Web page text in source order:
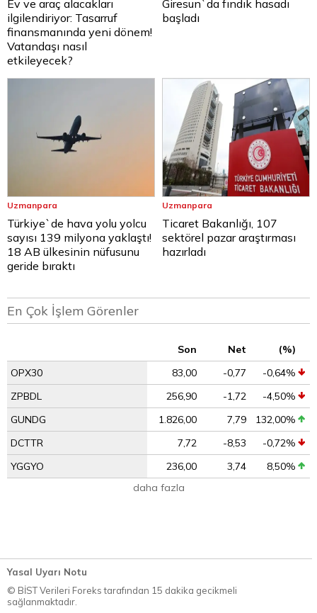
Ev ve araç alacakları
ilgilendiriyor: Tasarruf
finansmanında yeni dönem!
Vatandaşı nasıl
etkileyecek?
Giresun`da fındık hasadı
başladı
Uzmanpara
Türkiye`de hava yolu yolcu
sayısı 139 milyona yaklaştı!
18 AB ülkesinin nüfusunu
geride bıraktı
Uzmanpara
Ticaret Bakanlığı, 107
sektörel pazar araştırması
hazırladı
En Çok İşlem Görenler
Son Net
(%)
OPX30
83,00 -0,77
-0,64%
ZPBDL
256,90 -1,72
-4,50%
GUNDG
1.826,00 7,79
132,00%
DCTTR
7,72 -8,53
-0,72%
YGGYO
236,00 3,74
8,50%
daha fazla
Yasal Uyarı Notu
© BİST Verileri Foreks tarafından 15 dakika gecikmeli
sağlanmaktadır.